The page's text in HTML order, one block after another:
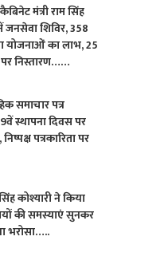
मंत्री राम सिंह
जनसेवा शिविर, 358
योजनाओं का लाभ, 25
निस्तारण……
समाचार पत्र
स्थापना दिवस पर
पत्रकारिता पर
कोश्यारी ने किया
की समस्याएं सुनकर
भरोसा…..